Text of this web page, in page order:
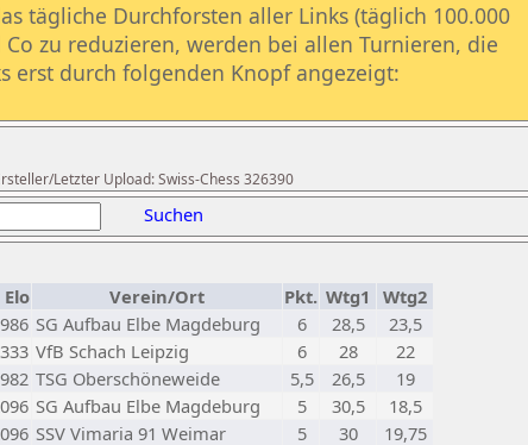
tägliche Durchforsten aller Links (täglich 100.000
zu reduzieren, werden bei allen Turnieren, die
erst durch folgenden Knopf angezeigt:
Letzter Upload: Swiss-Chess 326390
Suchen
Elo Verein/Ort Pkt. Wtg1
Wtg2
SG Aufbau Elbe Magdeburg 6 28,5
23,5
VfB Schach Leipzig 6 28
22
TSG Oberschöneweide 5,5 26,5
19
SG Aufbau Elbe Magdeburg 5 30,5
18,5
SSV Vimaria 91 Weimar 5 30
19,75